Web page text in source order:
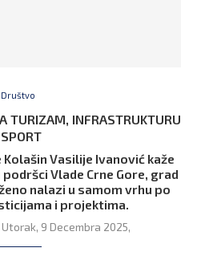
Društvo
TURIZAM, INFRASTRUKTURU
Vasilije Ivanović kaže
Vlade Crne Gore, grad
nalazi u samom vrhu po
i projektima.
Utorak, 9 Decembra 2025,